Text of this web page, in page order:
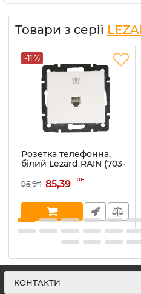
Товари з серії
-11 %
Розетка телефонна,
білий Lezard RAIN (703-
Артикул:703-0288-137
В наявності:2
95,94 85,39 грн
КОНТАКТИ